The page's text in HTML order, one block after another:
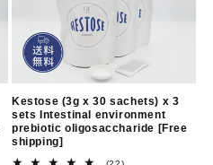
Kestose (3g x 30 sachets) x 3
sets Intestinal environment
prebiotic oligosaccharide [Free
shipping]
22